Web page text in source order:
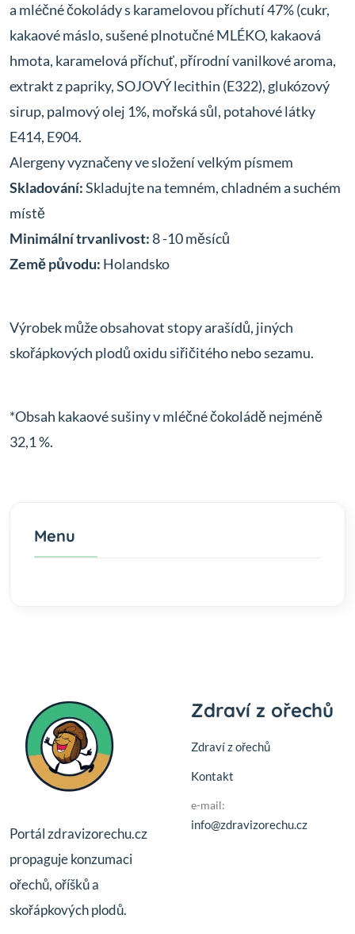
a mléčné čokolády s karamelovou příchutí 47% (cukr,
kakaové máslo, sušené plnotučné MLÉKO, kakaová
hmota, karamelová příchuť, přírodní vanilkové aroma,
extrakt z papriky, SOJOVÝ lecithin (E322), glukózový
sirup, palmový olej 1%, mořská sůl, potahové látky
E414, E904.
Alergeny vyznačeny ve složení velkým písmem
Skladování:Skladujte na temném, chladném a suchém
místě
Minimální trvanlivost: 8 -10 měsíců
Země původu: Holandsko
Výrobek může obsahovat stopy arašídů, jiných
skořápkových plodů oxidu siřičitého nebo sezamu.
*Obsah kakaové sušiny v mléčné čokoládě nejméně
32,1 %.
Menu
Portál zdravizorechu.cz
propaguje konzumaci
ořechů, oříšků a
skořápkových plodů.
Zdraví z ořechů
Zdraví z ořechů
Kontakt
e-mail:
info@zdravizorechu.cz